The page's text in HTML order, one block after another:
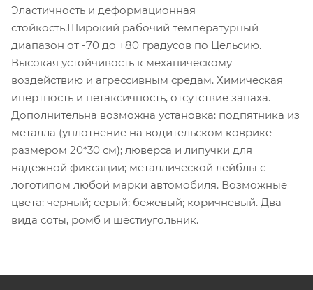
Эластичность и деформационная
стойкость.Широкий рабочий температурный
диапазон от -70 до +80 градусов по Цельсию.
Высокая устойчивость к механическому
воздействию и агрессивным средам. Химическая
инертность и нетаксичность, отсутствие запаха.
Дополнительна возможна установка: подпятника из
металла (уплотнение на водительском коврике
размером 20*30 см); люверса и липучки для
надежной фиксации; металлической лейблы с
логотипом любой марки автомобиля. Возможные
цвета: черный; серый; бежевый; коричневый. Два
вида соты, ромб и шестиугольник.